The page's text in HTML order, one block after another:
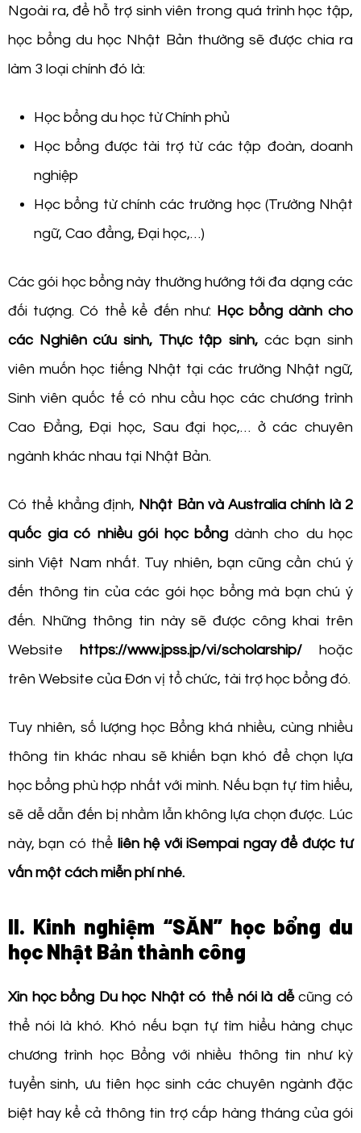
Ngoài ra, để hỗ trợ sinh viên trong quá trình học tập,
học bổng du học Nhật Bản thường sẽ được chia ra
làm 3 loại chính đó là:
Học bổng du học từ Chính phủ
Học bổng được tài trợ từ các tập đoàn, doanh
nghiệp
Học bổng từ chính các trường học (Trường Nhật
ngữ, Cao đẳng, Đại học,…)
Các gói học bổng này thường hướng tới đa dạng các
đối tượng. Có thể kể đến như: Học bổng dành cho
các Nghiên cứu sinh, Thực tập sinh, các bạn sinh
viên muốn học tiếng Nhật tại các trường Nhật ngữ,
Sinh viên quốc tế có nhu cầu học các chương trình
Cao Đẳng, Đại học, Sau đại học,… ở các chuyên
ngành khác nhau tại Nhật Bản.
Có thể khẳng định, Nhật Bản và Australia chính là 2
quốc gia có nhiều gói học bổng dành cho du học
sinh Việt Nam nhất. Tuy nhiên, bạn cũng cần chú ý
đến thông tin của các gói học bổng mà bạn chú ý
đến. Những thông tin này sẽ được công khai trên
Website
https://www.jpss.jp/vi/scholarship/ hoặc
trên Website của Đơn vị tổ chức, tài trợ học bổng đó.
Tuy nhiên, số lượng học Bổng khá nhiều, cùng nhiều
thông tin khác nhau sẽ khiến bạn khó để chọn lựa
học bổng phù hợp nhất với mình. Nếu bạn tự tìm hiểu,
sẽ dễ dẫn đến bị nhầm lẫn không lựa chọn được. Lúc
này, bạn có thể liên hệ với iSempai ngay để được tư
vấn một cách miễn phí nhé.
II. Kinh nghiệm “SĂN” học bổng du
học Nhật Bản thành công
Xin học bổng Du học Nhật có thể nói là dễcũng có
thể nói là khó. Khó nếu bạn tự tìm hiểu hàng chục
chương trình học Bổng với nhiều thông tin như kỳ
tuyển sinh, ưu tiên học sinh các chuyên ngành đặc
biệt hay kể cả thông tin trợ cấp hàng tháng của gói